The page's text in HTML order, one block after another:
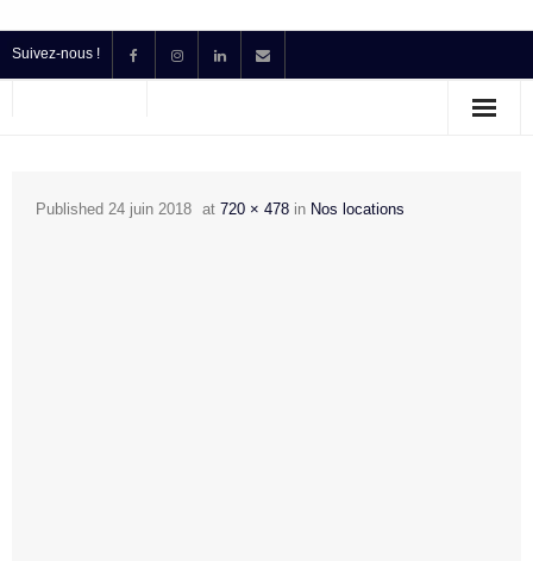
Suivez-nous !
Prestataire Technique Événementiel
Published 24 juin 2018 at 720 × 478 in Nos locations